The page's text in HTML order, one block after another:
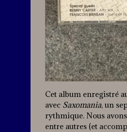
Cet album enregistré
avec Saxomania, un
rythmique. Nous
entre autres (et